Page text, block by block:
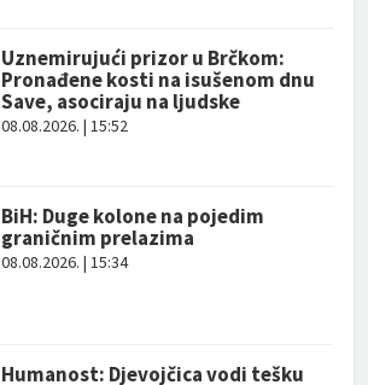
Uznemirujući prizor u Brčkom:
Pronađene kosti na isušenom dnu
Save, asociraju na ljudske
08.08.2026. | 15:52
BiH: Duge kolone na pojedim
graničnim prelazima
08.08.2026. | 15:34
Humanost: Djevojčica vodi tešku